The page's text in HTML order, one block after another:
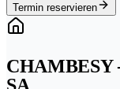
Termin reservieren